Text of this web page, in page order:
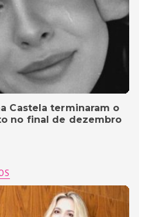
Castela terminaram o
no final de dezembro